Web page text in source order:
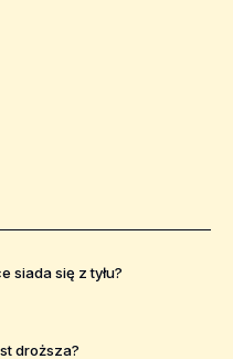
siada się z tyłu?
droższa?